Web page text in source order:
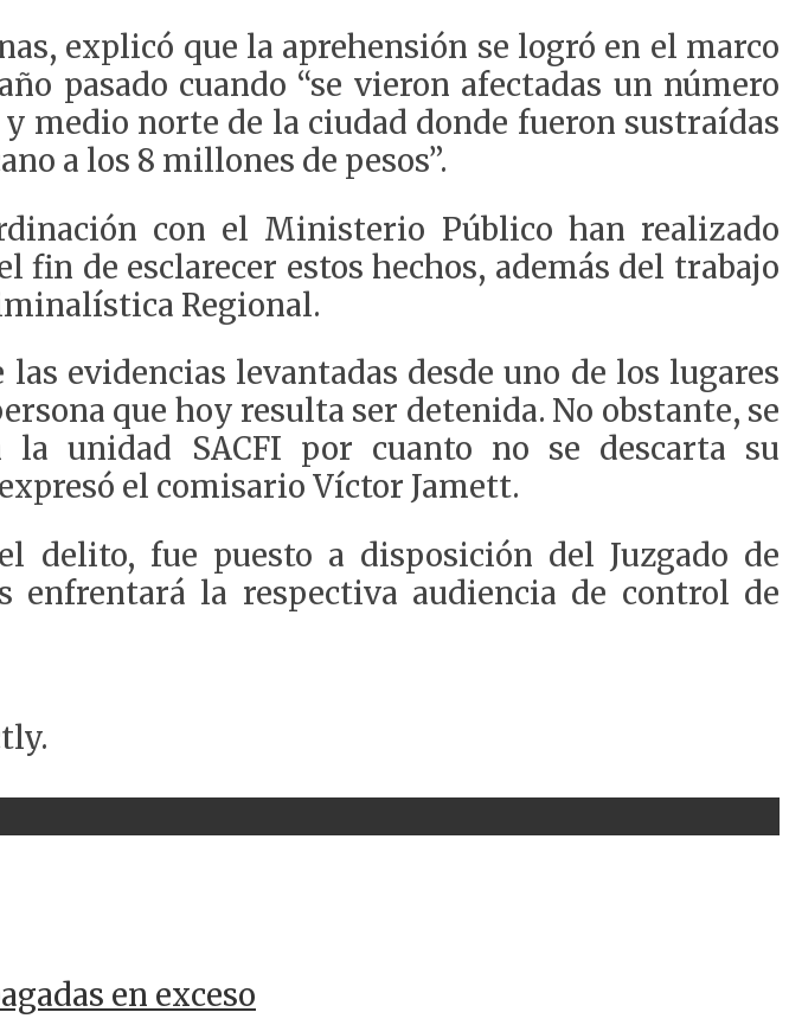
explicó que la aprehensión se logró en el marco
pasado cuando “se vieron afectadas un número
medio norte de la ciudad donde fueron sustraídas
a los 8 millones de pesos”.
con el Ministerio Público han realizado
de esclarecer estos hechos, además del trabajo
Regional.
evidencias levantadas desde uno de los lugares
que hoy resulta ser detenida. No obstante, se
unidad SACFI por cuanto no se descarta su
el comisario Víctor Jamett.
delito, fue puesto a disposición del Juzgado de
enfrentará la respectiva audiencia de control de
en exceso